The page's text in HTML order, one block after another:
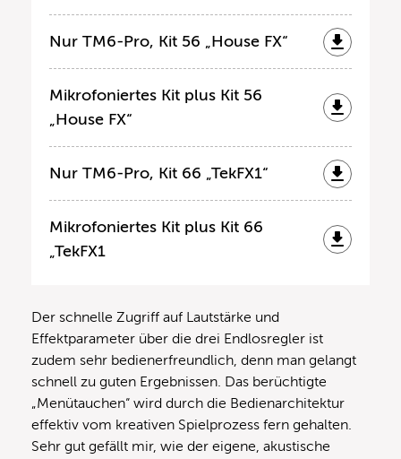
Nur TM6-Pro, Kit 56 „House FX“
Mikrofoniertes Kit plus Kit 56
„House FX“
Nur TM6-Pro, Kit 66 „TekFX1“
Mikrofoniertes Kit plus Kit 66
„TekFX1
Der schnelle Zugriff auf Lautstärke und
Effektparameter über die drei Endlosregler ist
zudem sehr bedienerfreundlich, denn man gelangt
schnell zu guten Ergebnissen. Das berüchtigte
„Menütauchen“ wird durch die Bedienarchitektur
effektiv vom kreativen Spielprozess fern gehalten.
Sehr gut gefällt mir, wie der eigene, akustische